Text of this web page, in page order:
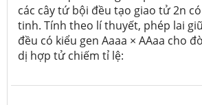
các cây tứ bội đều tạo giao tử 2n
tinh. Tính theo lí thuyết, phép lai
đều có kiểu gen Aaaa × AAaa cho
dị hợp tử chiếm tỉ lệ: